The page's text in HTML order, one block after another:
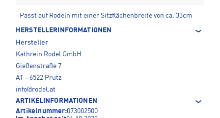
Passt auf Rodeln mit einer Sitzflächenbreite von ca. 33cm
HERSTELLERINFORMATIONEN
Hersteller
Kathrein Rodel GmbH
Gießenstraße 7
AT - 6522 Prutz
info@rodel.at
ARTIKELINFORMATIONEN
Artikelnummer:073002500